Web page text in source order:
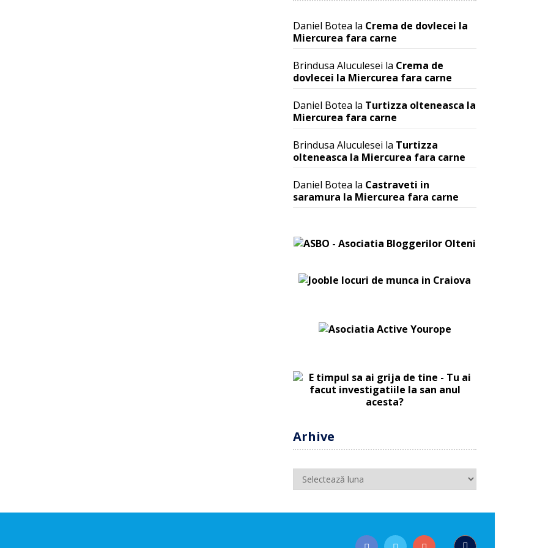
Daniel Botea la Crema de dovlecei la
Miercurea fara carne
Brindusa Aluculesei la Crema de
dovlecei la Miercurea fara carne
Daniel Botea la Turtizza olteneasca la
Miercurea fara carne
Brindusa Aluculesei la Turtizza
olteneasca la Miercurea fara carne
Daniel Botea la Castraveti in
saramura la Miercurea fara carne
Arhive
Arhive